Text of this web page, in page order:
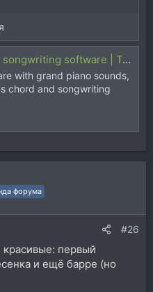
software | Toontrack
with grand piano sounds,
chord and songwriting
форума
#26
красивые: первый
и ещё барре (но